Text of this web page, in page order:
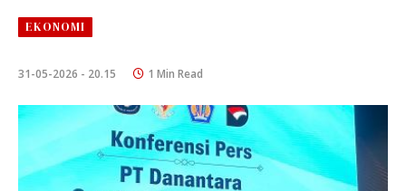
EKONOMI
31-05-2026 - 20.15 1 Min Read